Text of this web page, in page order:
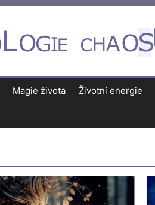
Magie života Životní energie